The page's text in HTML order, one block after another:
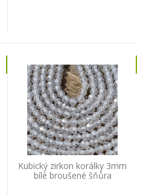
Kubický zirkon korálky 3mm
bílé broušené šňůra